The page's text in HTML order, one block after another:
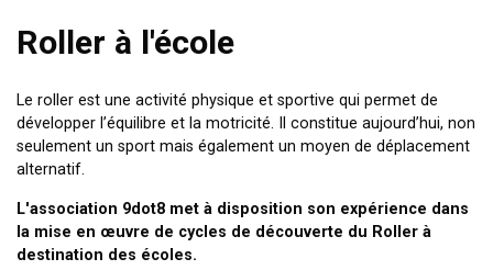
Roller à l'école
Le roller est une activité physique et sportive qui permet de
développer l’équilibre et la motricité. Il constitue aujourd’hui, non
seulement un sport mais également un moyen de déplacement
alternatif.
L'association 9dot8 met à disposition son expérience dans
la mise en œuvre de cycles de découverte du Roller à
destination des écoles.